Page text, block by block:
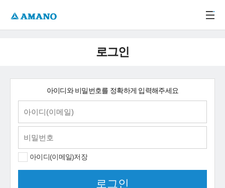
로그인
아이디와 비밀번호를 정확하게 입력해주세요
아이디(이메일)저장